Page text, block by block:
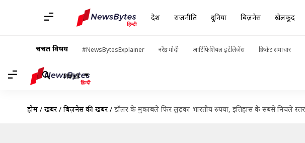
देश राजनीति दुनिया बिज़नेस खेलकूद
चर्चित विषय #NewsBytesExplainer नरेंद्र मोदी आर्टिफिशियल इंटेलिजेंस क्रिकेट समाचार
Hindi
होम / खबरें / बिज़नेस की खबरें / डॉलर के मुकाबले फिर लुढ़का भारतीय रुपया, इतिहास के सबसे निचले